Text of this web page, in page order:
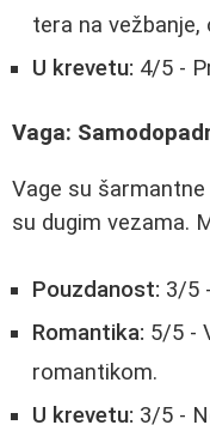
tera na
U krevetu: 4/5 -
Vaga:
Vage su
su dugim vezama.
Pouzdanost: 3/5
Romantika: 5/5 -
romantikom.
U krevetu: 3/5 -